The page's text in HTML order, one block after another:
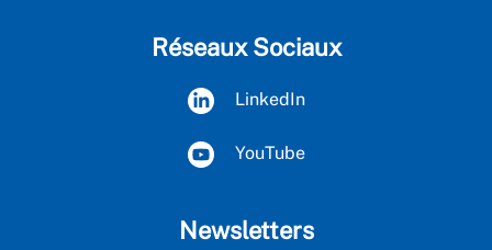
Réseaux Sociaux
LinkedIn
YouTube
Newsletters